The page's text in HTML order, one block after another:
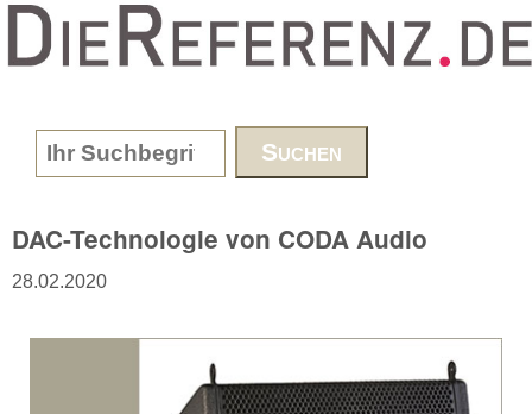
www.DieReferenz.de
Search form
DAC-Technologie von CODA Audio
28.02.2020